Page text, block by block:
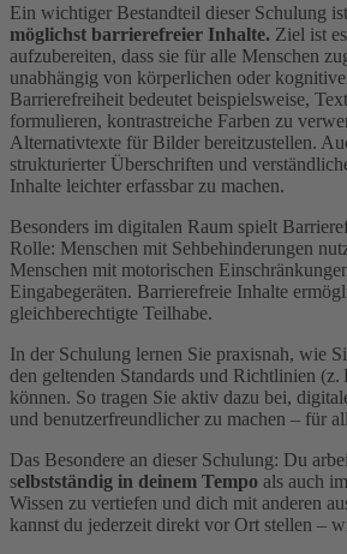
Ein wichtiger Bestandteil dieser Schulung
möglichst barrierefreier Inhalte. Ziel ist
aufzubereiten, dass sie für alle Menschen
unabhängig von körperlichen oder
Barrierefreiheit bedeutet beispielsweise,
formulieren, kontrastreiche Farben zu
Alternativtexte für Bilder bereitzustellen.
strukturierter Überschriften und
Inhalte leichter erfassbar zu machen.
Besonders im digitalen Raum spielt
Rolle: Menschen mit Sehbehinderungen
Menschen mit motorischen
Eingabegeräten. Barrierefreie Inhalte
gleichberechtigte Teilhabe.
In der Schulung lernen Sie praxisnah, wie
den geltenden Standards und Richtlinien
können. So tragen Sie aktiv dazu bei,
und benutzerfreundlicher zu machen – für
Das Besondere an dieser Schulung: Du
selbstständig in deinem Tempo als auch im
Wissen zu vertiefen und dich mit anderen
kannst du jederzeit direkt vor Ort stellen –